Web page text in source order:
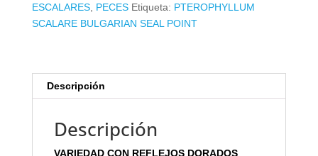
ESCALARES, PECES Etiqueta: PTEROPHYLLUM
SCALARE BULGARIAN SEAL POINT
Descripción
Descripción
VARIEDAD CON REFLEJOS DORADOS